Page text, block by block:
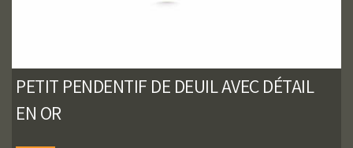
PETIT PENDENTIF DE DEUIL AVEC DÉTAIL
EN OR